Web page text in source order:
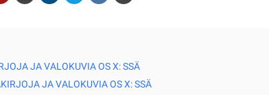
JA VALOKUVIA OS X: SSÄ
JA VALOKUVIA OS X: SSÄ